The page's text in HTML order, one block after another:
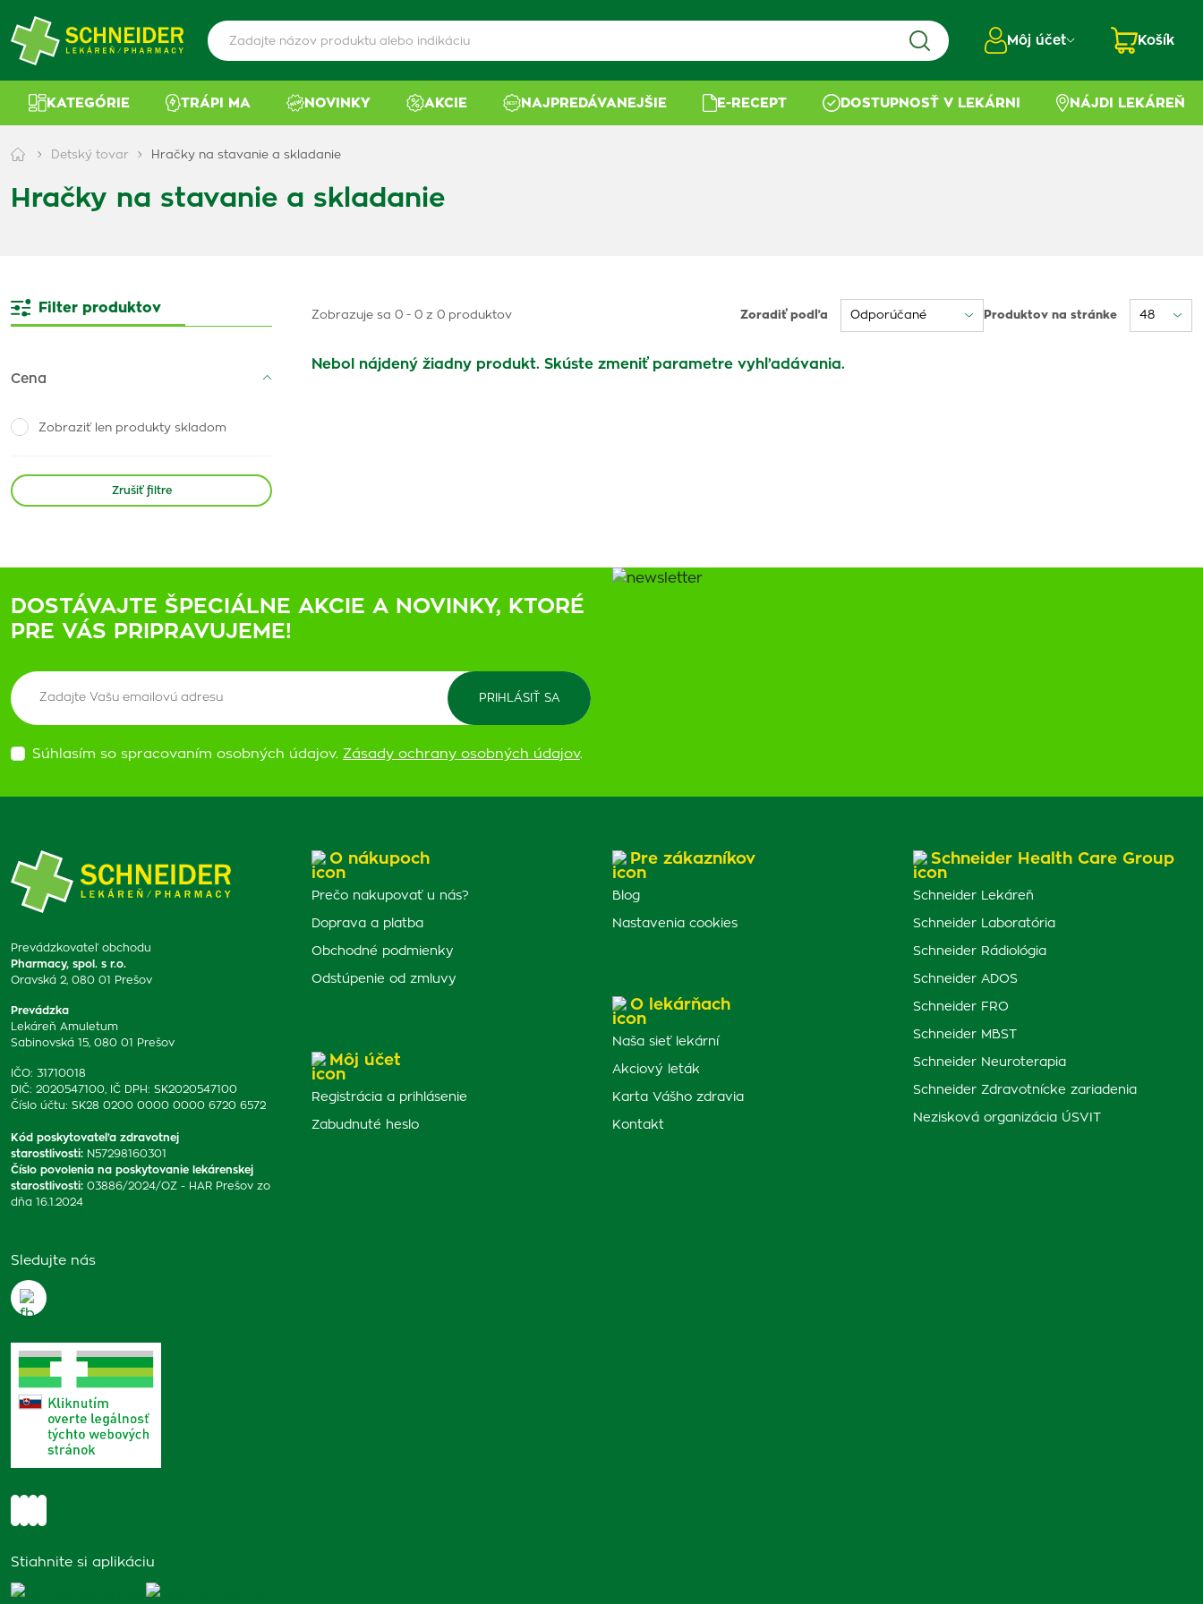
Môj účet Košík
KATEGÓRIE TRÁPI MA NOVINKY AKCIE NAJPREDÁVANEJŠIE E-RECEPT DOSTUPNOSŤ V LEKÁRNI NÁJDI LEKÁREŇ
Detský tovar Hračky na stavanie a skladanie
Hračky na stavanie a skladanie
Filter produktov
Cena
Zobraziť len produkty skladom
Zrušiť filtre
Zobrazuje sa 0 - 0 z 0 produktov Zoradiť podľa Produktov na stránke
Nebol nájdený žiadny produkt. Skúste zmeniť parametre vyhľadávania.
DOSTÁVAJTE ŠPECIÁLNE AKCIE A NOVINKY, KTORÉ
PRE VÁS PRIPRAVUJEME!
Súhlasím so spracovaním osobných údajov. Zásady ochrany osobných údajov.
Prevádzkovateľ obchodu
Pharmacy, spol. s r.o.
Oravská 2, 080 01 Prešov
Prevádzka
Lekáreň Amuletum
Sabinovská 15, 080 01 Prešov
IČO: 31710018
DIČ: 2020547100, IČ DPH: SK2020547100
Číslo účtu: SK28 0200 0000 0000 6720 6572
Kód poskytovateľa zdravotnej
starostlivosti: N57298160301
Číslo povolenia na poskytovanie lekárenskej
starostlivosti: 03886/2024/OZ - HAR Prešov zo
dňa 16.1.2024
Sledujte nás
Stiahnite si aplikáciu
O nákupoch
Prečo nakupovať u nás?
Doprava a platba
Obchodné podmienky
Odstúpenie od zmluvy
Môj účet
Registrácia a prihlásenie
Zabudnuté heslo
Pre zákazníkov
Blog
Nastavenia cookies
O lekárňach
Naša sieť lekární
Akciový leták
Karta Vášho zdravia
Kontakt
Schneider Health Care Group
Schneider Lekáreň
Schneider Laboratória
Schneider Rádiológia
Schneider ADOS
Schneider FRO
Schneider MBST
Schneider Neuroterapia
Schneider Zdravotnícke zariadenia
Nezisková organizácia ÚSVIT